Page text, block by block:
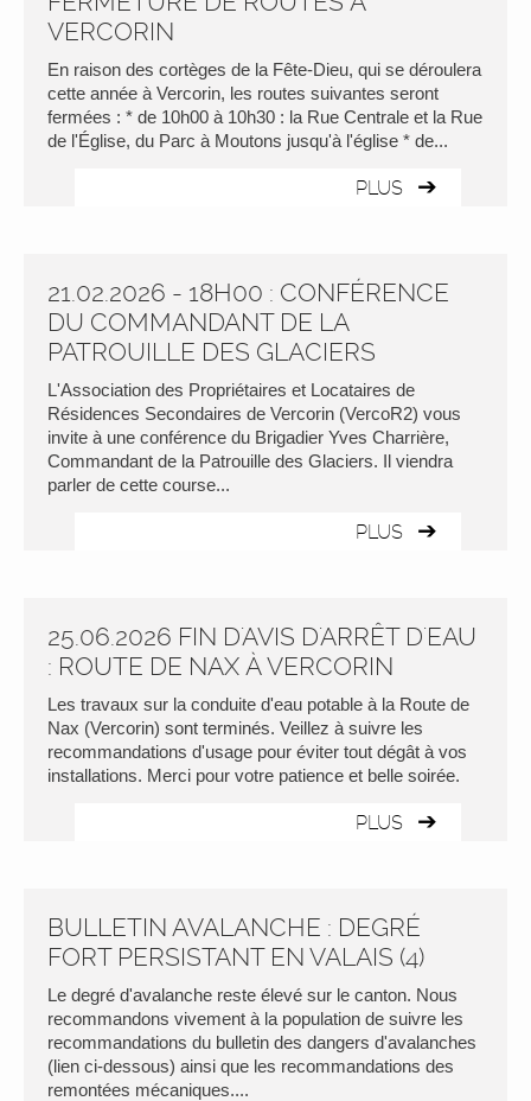
VERCORIN
En raison des cortèges de la Fête-Dieu, qui se déroulera
cette année à Vercorin, les routes suivantes seront
fermées : * de 10h00 à 10h30 : la Rue Centrale et la Rue
de l'Église, du Parc à Moutons jusqu'à l'église * de...
PLUS
21.02.2026 - 18H00 : CONFÉRENCE
DU COMMANDANT DE LA
PATROUILLE DES GLACIERS
L'Association des Propriétaires et Locataires de
Résidences Secondaires de Vercorin (VercoR2) vous
invite à une conférence du Brigadier Yves Charrière,
Commandant de la Patrouille des Glaciers. Il viendra
parler de cette course...
PLUS
25.06.2026 FIN D'AVIS D'ARRÊT D'EAU
: ROUTE DE NAX À VERCORIN
Les travaux sur la conduite d'eau potable à la Route de
Nax (Vercorin) sont terminés. Veillez à suivre les
recommandations d'usage pour éviter tout dégât à vos
installations. Merci pour votre patience et belle soirée.
PLUS
BULLETIN AVALANCHE : DEGRÉ
FORT PERSISTANT EN VALAIS (4)
Le degré d'avalanche reste élevé sur le canton. Nous
recommandons vivement à la population de suivre les
recommandations du bulletin des dangers d'avalanches
(lien ci-dessous) ainsi que les recommandations des
remontées mécaniques....